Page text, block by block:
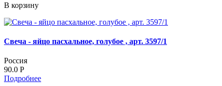
В корзину
Свеча - яйцо пасхальное, голубое , арт. 3597/1
Россия
90.0 Р
Подробнее